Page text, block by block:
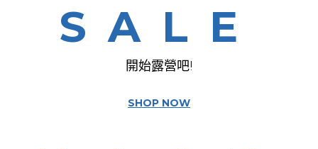
SALE
開始露營吧!
SHOP NOW